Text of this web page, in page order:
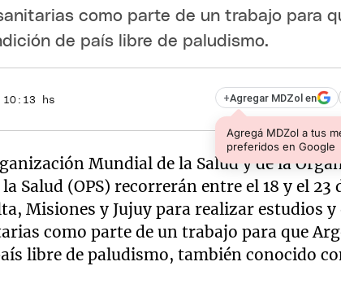
como parte de un trabajo para
de país libre de paludismo.
hs +Agregar MDZol en
Agregá MDZol a tus
preferidos en Google
Mundial de la Salud y de la
Salud (OPS) recorrerán entre el 18 y el 23
Misiones y Jujuy para realizar estudios
como parte de un trabajo para que
libre de paludismo, también conocido